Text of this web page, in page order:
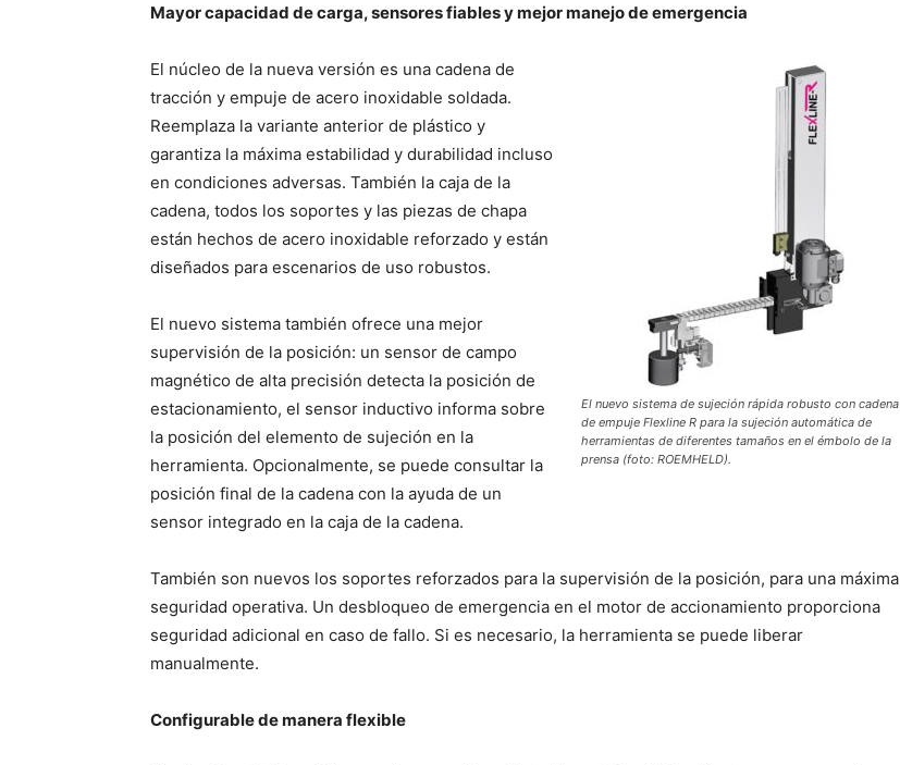
Mayor capacidad de carga, sensores fiables y mejor manejo de emergencia
El nuevo sistema de sujeción rápida robusto con cadena
de empuje Flexline R para la sujeción automática de
herramientas de diferentes tamaños en el émbolo de la
prensa (foto: ROEMHELD).
El núcleo de la nueva versión es una cadena de
tracción y empuje de acero inoxidable soldada.
Reemplaza la variante anterior de plástico y
garantiza la máxima estabilidad y durabilidad incluso
en condiciones adversas. También la caja de la
cadena, todos los soportes y las piezas de chapa
están hechos de acero inoxidable reforzado y están
diseñados para escenarios de uso robustos.
El nuevo sistema también ofrece una mejor
supervisión de la posición: un sensor de campo
magnético de alta precisión detecta la posición de
estacionamiento, el sensor inductivo informa sobre
la posición del elemento de sujeción en la
herramienta. Opcionalmente, se puede consultar la
posición final de la cadena con la ayuda de un
sensor integrado en la caja de la cadena.
También son nuevos los soportes reforzados para la supervisión de la posición, para una máxima
seguridad operativa. Un desbloqueo de emergencia en el motor de accionamiento proporciona
seguridad adicional en caso de fallo. Si es necesario, la herramienta se puede liberar
manualmente.
Configurable de manera flexible